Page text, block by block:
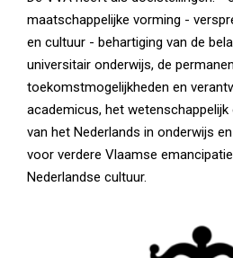
maatschappelijke vorming -
en cultuur - behartiging van de
universitair onderwijs, de
toekomstmogelijkheden en
academicus, het
van het Nederlands in onderwijs
voor verdere Vlaamse
Nederlandse cultuur.